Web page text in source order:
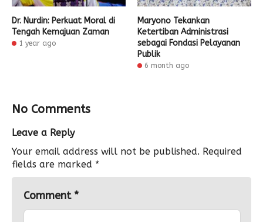
Dr. Nurdin: Perkuat Moral di
Tengah Kemajuan Zaman
1 year ago
Maryono Tekankan
Ketertiban Administrasi
sebagai Fondasi Pelayanan
Publik
6 month ago
No Comments
Leave a Reply
Your email address will not be published. Required
fields are marked *
Comment *